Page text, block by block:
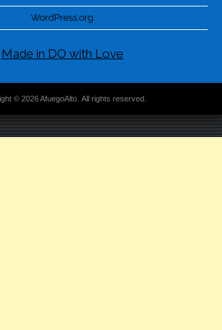
WordPress.org
Made in DO with Love
© 2026 AfuegoAlto. All rights reserved.